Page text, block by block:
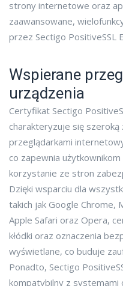
strony internetowe oraz
zaawansowane,
przez Sectigo PositiveSSL
Wspierane
urządzenia
Certyfikat Sectigo
charakteryzuje się
przeglądarkami
co zapewnia
korzystanie ze stron
Dzięki wsparciu dla
takich jak Google Chrome,
Apple Safari oraz Opera,
kłódki oraz oznaczenia
wyświetlane, co buduje
Ponadto, Sectigo
kompatybilny z systemami